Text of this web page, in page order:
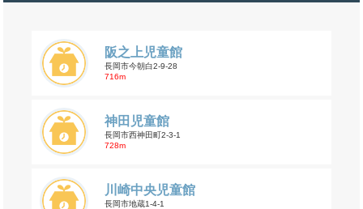
阪之上児童館
長岡市今朝白2-9-28
716m
神田児童館
長岡市西神田町2-3-1
728m
川崎中央児童館
長岡市地蔵1-4-1